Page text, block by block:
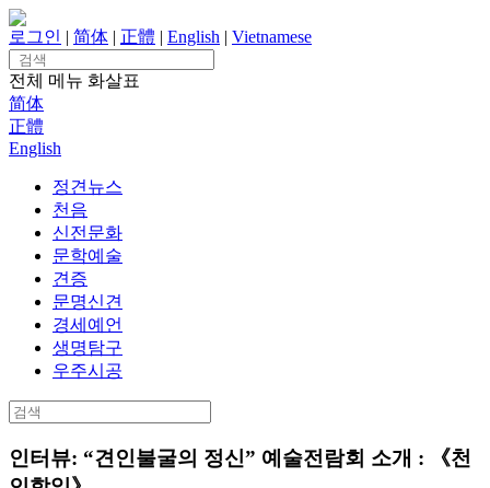
Skip
to
content
로그인 | 简体 | 正體 | English | Vietnamese
Search
for:
전체 메뉴 화살표
简体
正體
English
정견뉴스
천음
신전문화
문학예술
견증
문명신견
경세예언
생명탐구
우주시공
Search
for:
인터뷰: “견인불굴의 정신” 예술전람회 소개 : 《천